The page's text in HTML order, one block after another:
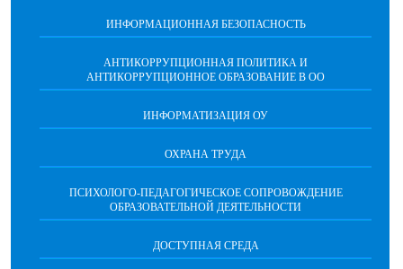
ИНФОРМАЦИОННАЯ БЕЗОПАСНОСТЬ
АНТИКОРРУПЦИОННАЯ ПОЛИТИКА И
АНТИКОРРУПЦИОННОЕ ОБРАЗОВАНИЕ В ОО
ИНФОРМАТИЗАЦИЯ ОУ
ОХРАНА ТРУДА
ПCИХОЛОГО-ПЕДАГОГИЧЕСКОЕ СОПРОВОЖДЕНИЕ
ОБРАЗОВАТЕЛЬНОЙ ДЕЯТЕЛЬНОСТИ
ДОСТУПНАЯ СРЕДА